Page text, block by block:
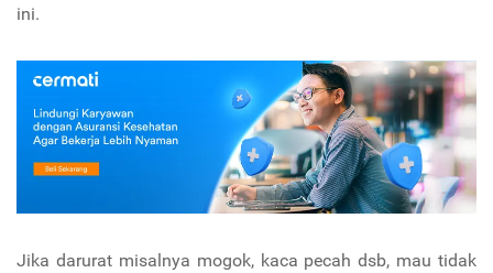
ini.
Jika darurat misalnya mogok, kaca pecah dsb, mau tidak